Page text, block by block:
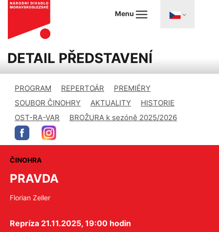
Menu
DETAIL PŘEDSTAVENÍ
PROGRAM REPERTOÁR
PREMIÉRY
SOUBOR ČINOHRY
AKTUALITY
HISTORIE
OST-RA-VAR
BROŽURA k sezóně 2025/2026
ČINOHRA
PRAVDA
Florian Zeller
Repríza 21.11.2025, 19:00 hodin